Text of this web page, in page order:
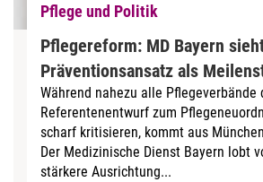
Pflege und Politik
Pflegereform: MD Bayern
Präventionsansatz als
Während nahezu alle Pflegeverbände
Referentenentwurf zum
scharf kritisieren, kommt aus
Der Medizinische Dienst Bayern lobt
stärkere Ausrichtung...